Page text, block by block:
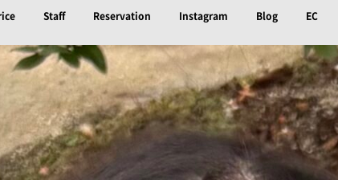
Staff Reservation Instagram Blog EC